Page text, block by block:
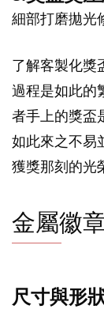
細部打磨拋光
了解客製化獎
過程是如此的
者手上的獎盃
如此來之不易
獲獎那刻的光
金屬徽
尺寸與形